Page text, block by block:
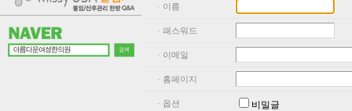
· 이름
· 패스워드
· 이메일
· 홈페이지
· 옵션 비밀글